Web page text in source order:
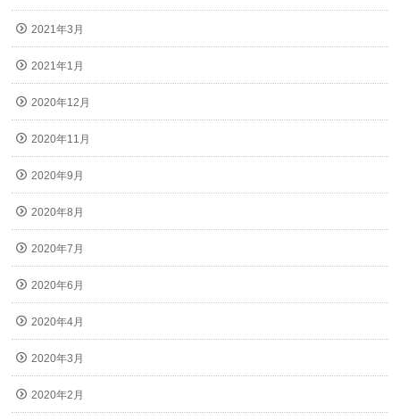
2021年3月
2021年1月
2020年12月
2020年11月
2020年9月
2020年8月
2020年7月
2020年6月
2020年4月
2020年3月
2020年2月